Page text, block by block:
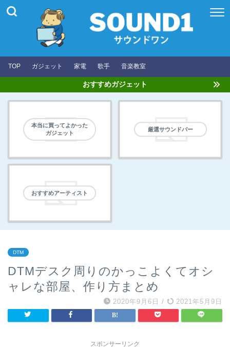
TOP ガジェット 家電 歌手 音楽教室
おすすめガジェット
本当に買ってよかった
ガジェット
厳選サウンドバー
おすすめアーティスト
DTM
DTMデスク周りのかっこよくてオシ
ャレな部屋、作り方まとめ
2020年9月6日 / 2021年5月9日
スポンサーリンク